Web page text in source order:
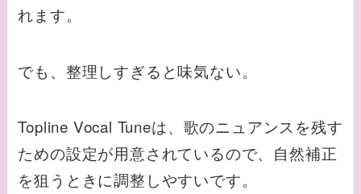
れます。
でも、整理しすぎると味気ない。
Topline Vocal Tuneは、歌のニュアンスを残す
ための設定が用意されているので、自然補正
を狙うときに調整しやすいです。